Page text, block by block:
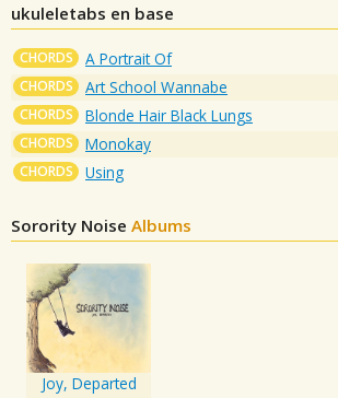
ukuleletabs en base
CHORDS A Portrait Of
CHORDS Art School Wannabe
CHORDS Blonde Hair Black Lungs
CHORDS Monokay
CHORDS Using
Sorority Noise Albums
Joy, Departed